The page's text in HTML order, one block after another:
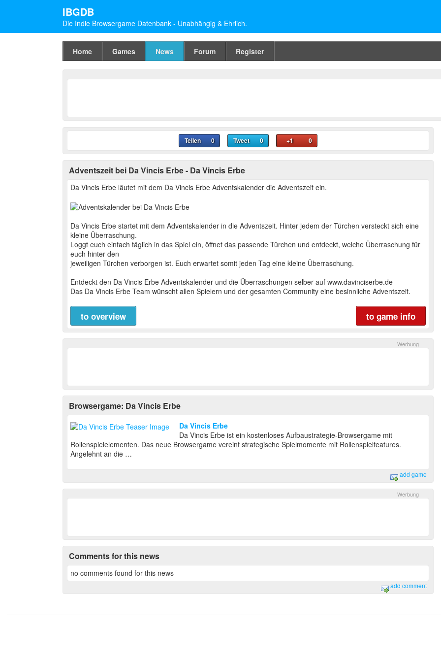
IBGDB
Die Indie Browsergame Datenbank - Unabhängig & Ehrlich.
Home Games News Forum Register
Teilen 0 Tweet 0 +1 0
Adventszeit bei Da Vincis Erbe - Da Vincis Erbe
Da Vincis Erbe läutet mit dem Da Vincis Erbe Adventskalender die Adventszeit ein.
Da Vincis Erbe startet mit dem Adventskalender in die Adventszeit. Hinter jedem der Türchen versteckt sich eine
kleine Überraschung.
Loggt euch einfach täglich in das Spiel ein, öffnet das passende Türchen und entdeckt, welche Überraschung für
euch hinter den
jeweiligen Türchen verborgen ist. Euch erwartet somit jeden Tag eine kleine Überraschung.
Entdeckt den Da Vincis Erbe Adventskalender und die Überraschungen selber auf www.davinciserbe.de
Das Da Vincis Erbe Team wünscht allen Spielern und der gesamten Community eine besinnliche Adventszeit.
to game info
to overview
Browsergame: Da Vincis Erbe
Da Vincis Erbe
Da Vincis Erbe ist ein kostenloses Aufbaustrategie-Browsergame mit
Rollenspielelementen. Das neue Browsergame vereint strategische Spielmomente mit Rollenspielfeatures.
Angelehnt an die …
add game
Comments for this news
no comments found for this news
add comment